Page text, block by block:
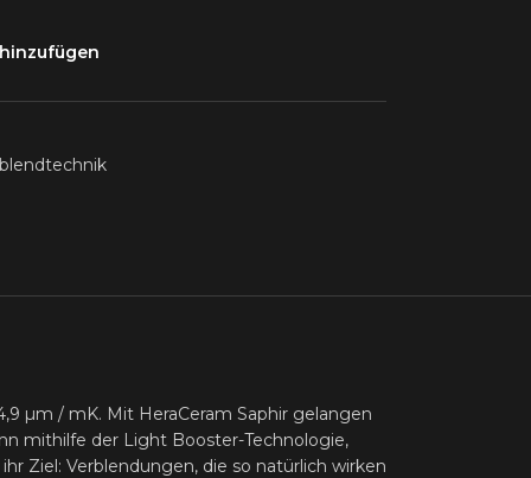
µm / mK. Mit HeraCeram Saphir gelangen
mithilfe der Light Booster-Technologie,
Ziel: Verblendungen, die so natürlich wirken